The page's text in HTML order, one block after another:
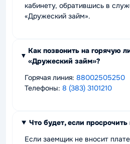
кабинету, обратившись в
«Дружеский займ».
Как позвонить на горячую
«Дружеский займ»?
Горячая линия: 88002505250
Телефоны: 8 (383) 3101210
Что будет, если просрочить
Если заемщик не вносит